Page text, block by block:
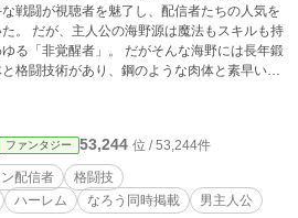
戦闘が視聴者を魅了し、配信者たちの人気を
。 だが、主人公の海野源は魔法もスキルも持
る「非覚醒者」。 だがそんな海野には長年鍛
格闘技術があり、鋼のような肉体と素早い動
闘家としての自信を持っていた。魔法もスキ
戦い方を見せたい」という強い意志から、ダ
としての道に挑むことを決意する。 彼の配信
配信者とは一線を画すものだった。魔法やス
トが飛び交う派手なバトルシーンではなく、
と格闘技だけでモンスターを倒していく海野
ファンタジー 53,244 位 / 53,244件
配信者
格闘技
ハーレム なろう同時掲載 男主人公